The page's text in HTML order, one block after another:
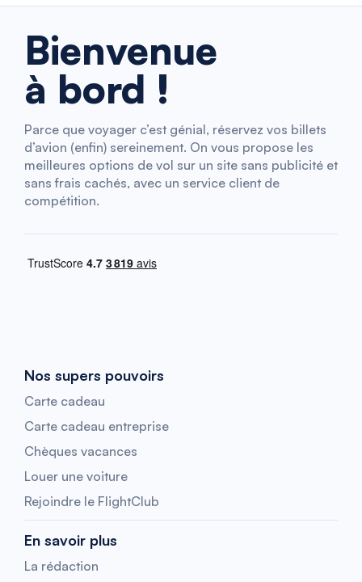
Bienvenue
à bord !
Parce que voyager c’est génial, réservez vos billets
d’avion (enfin) sereinement. On vous propose les
meilleures options de vol sur un site sans publicité et
sans frais cachés, avec un service client de
compétition.
Nos supers pouvoirs
Carte cadeau
Carte cadeau entreprise
Chèques vacances
Louer une voiture
Rejoindre le FlightClub
En savoir plus
La rédaction